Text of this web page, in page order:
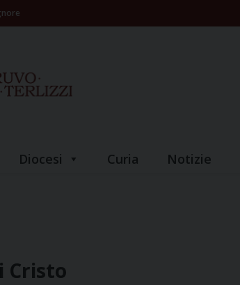
Diocesi Curia Notizie
Cristo